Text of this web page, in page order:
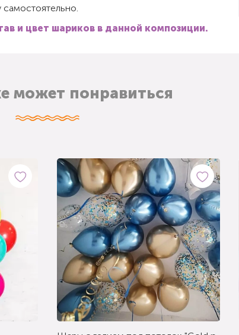
самостоятельно.
и цвет шариков в данной композиции.
может понравиться